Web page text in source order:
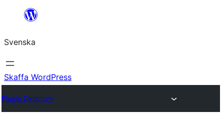
Hoppa
innehåll
Svenska
Skaffa WordPress
Plugin Directory